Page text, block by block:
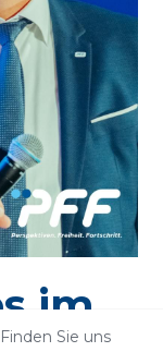
im
Finden Sie uns